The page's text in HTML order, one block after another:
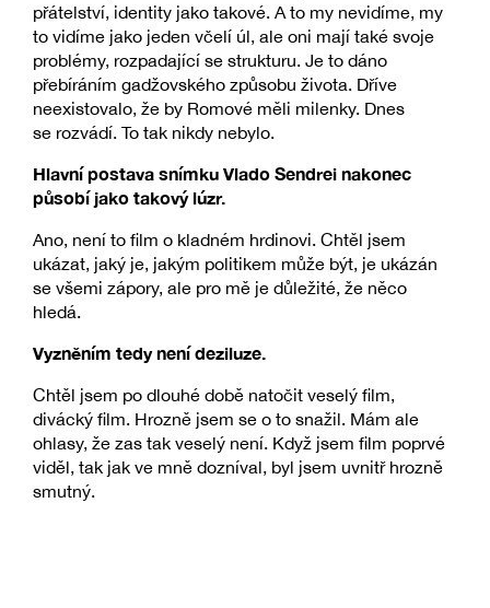
přátelství, identity jako takové. A to my nevidíme, my
to vidíme jako jeden včelí úl, ale oni mají také svoje
problémy, rozpadající se strukturu. Je to dáno
přebíráním gadžovského způsobu života. Dříve
neexistovalo, že by Romové měli milenky. Dnes
se rozvádí. To tak nikdy nebylo.
Hlavní postava snímku Vlado Sendrei nakonec
působí jako takový lúzr.
Ano, není to film o kladném hrdinovi. Chtěl jsem
ukázat, jaký je, jakým politikem může být, je ukázán
se všemi zápory, ale pro mě je důležité, že něco
hledá.
Vyzněním tedy není deziluze.
Chtěl jsem po dlouhé době natočit veselý film,
divácký film. Hrozně jsem se o to snažil. Mám ale
ohlasy, že zas tak veselý není. Když jsem film poprvé
viděl, tak jak ve mně dozníval, byl jsem uvnitř hrozně
smutný.